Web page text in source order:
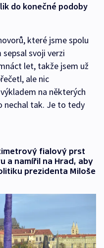
do konečné podoby
které jsme spolu
svoji verzi
let, takže jsem už
ale nic
na některých
nechal tak. Je to tedy
fialový prst
a namířil na Hrad, aby
prezidenta Miloše